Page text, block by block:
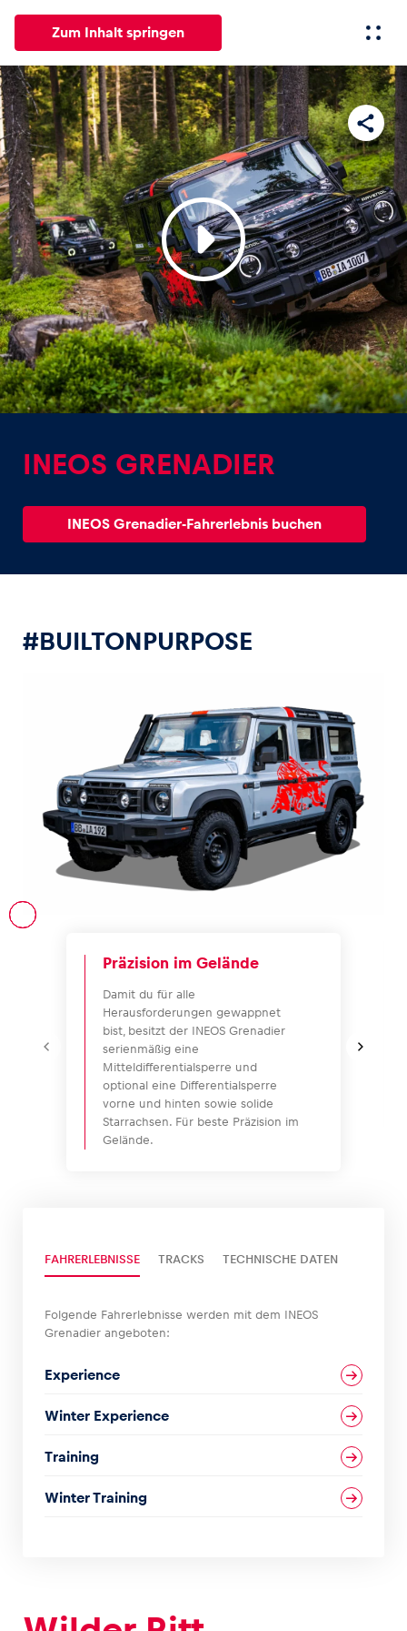
Zum Inhalt springen
Alle News Events Erlebnisse Seiten
News
Alle anzeigen
Events
Alle anzeigen
Erlebnisse
Alle anzeigen
Alle anzeigen
Fahrzeug
Business
Alle anzeigen
Glossar
INEOS GRENADIER
INEOS Grenadier-Fahrerlebnis buchen
#BUILTONPURPOSE
Präzision im Gelände
Damit du für alle
Herausforderungen gewappnet
bist, besitzt der INEOS Grenadier
serienmäßig eine
Mitteldifferentialsperre und
optional eine Differentialsperre
vorne und hinten sowie solide
Starrachsen. Für beste Präzision im
Gelände.
FAHRERLEBNISSE TRACKS TECHNISCHE DATEN
Folgende Fahrerlebnisse werden mit dem INEOS
Grenadier angeboten:
Experience
Winter Experience
Training
Winter Training